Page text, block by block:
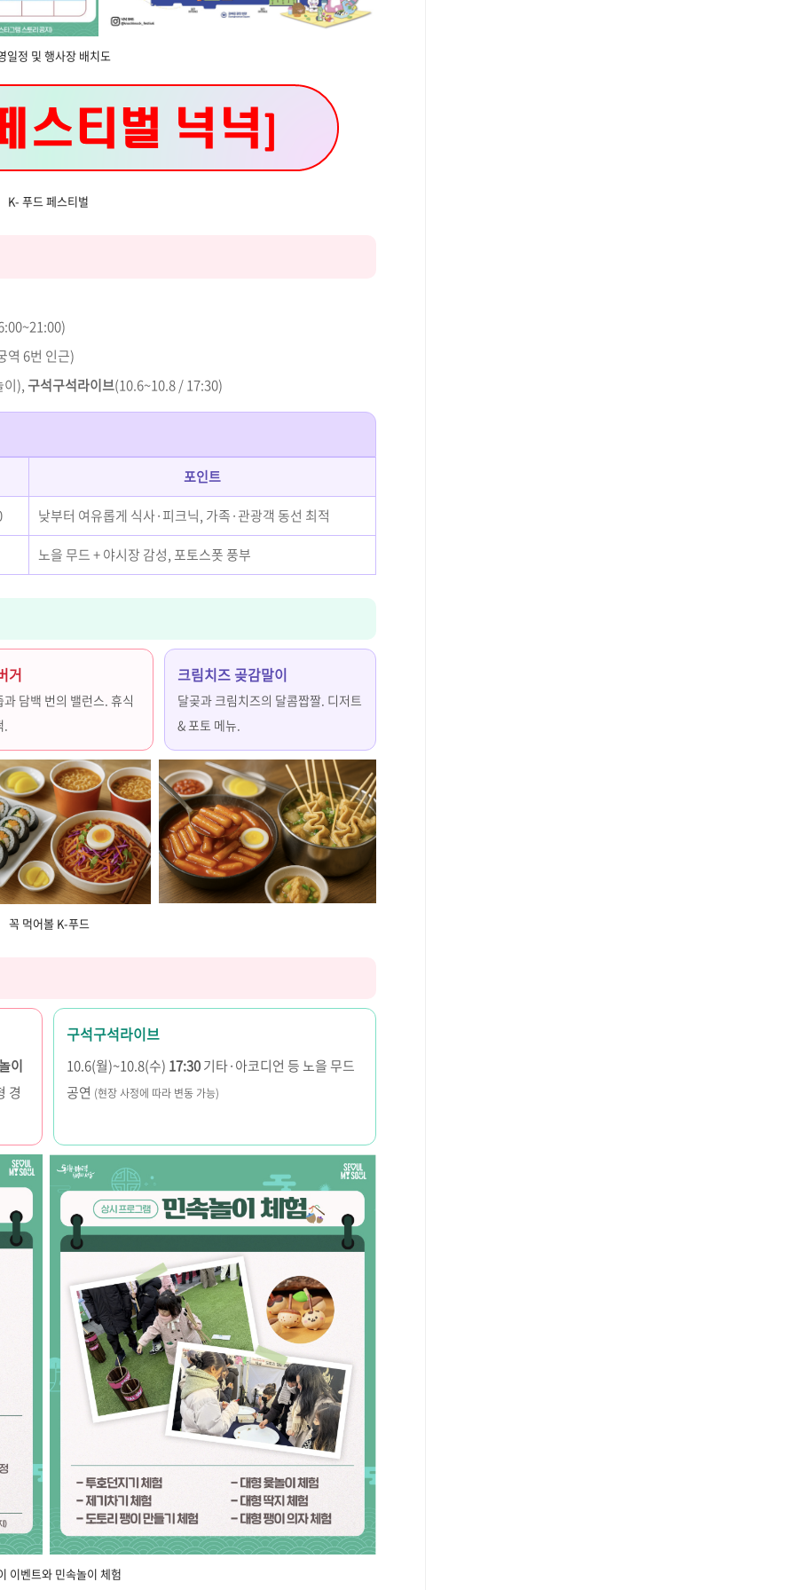
일정 및 행사장 배치도
K- 푸드 페스티벌
역 6번 인근)
이),구석구석라이브(10.6~10.8 / 17:30)
포인트
낮부터 여유롭게 식사·피크닉, 가족·관광객 동선 최적
노을 무드 + 야시장 감성, 포토스폿 풍부
거
담백 번의 밸런스. 휴식
.
크림치즈 곶감말이
달곶과 크림치즈의 달콤짭짤. 디저트
& 포토 메뉴.
꼭 먹어볼 K-푸드
이
경
구석구석라이브
10.6(월)~10.8(수) 17:30기타·아코디언 등 노을 무드
공연 (현장 사정에 따라 변동 가능)
이벤트와 민속놀이 체험